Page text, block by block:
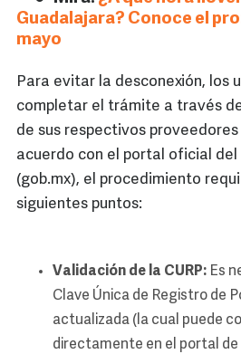
Guadalajara? Conoce el
mayo
Para evitar la desconexión, los
completar el trámite a través
de sus respectivos
acuerdo con el portal oficial del
(gob.mx), el procedimiento
siguientes puntos:
Validación de la CURP: Es
Clave Única de Registro de
actualizada (la cual puede
directamente en el portal de